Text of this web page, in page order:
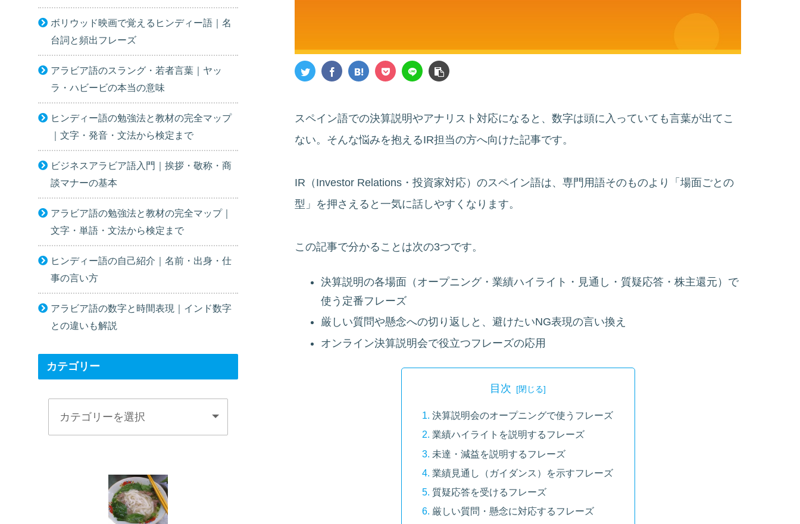
スペイン語での決算説明やアナリスト対応になると、数字は頭に入っていても言葉が出てこ
ない。そんな悩みを抱えるIR担当の方へ向けた記事です。
IR（Investor Relations・投資家対応）のスペイン語は、専門用語そのものより「場面ごとの
型」を押さえると一気に話しやすくなります。
この記事で分かることは次の3つです。
決算説明の各場面（オープニング・業績ハイライト・見通し・質疑応答・株主還元）で
使う定番フレーズ
厳しい質問や懸念への切り返しと、避けたいNG表現の言い換え
オンライン決算説明会で役立つフレーズの応用
目次
決算説明会のオープニングで使うフレーズ
業績ハイライトを説明するフレーズ
未達・減益を説明するフレーズ
業績見通し（ガイダンス）を示すフレーズ
質疑応答を受けるフレーズ
厳しい質問・懸念に対応するフレーズ
ボリウッド映画で覚えるヒンディー語｜名
台詞と頻出フレーズ
アラビア語のスラング・若者言葉｜ヤッ
ラ・ハビービの本当の意味
ヒンディー語の勉強法と教材の完全マップ
｜文字・発音・文法から検定まで
ビジネスアラビア語入門｜挨拶・敬称・商
談マナーの基本
アラビア語の勉強法と教材の完全マップ｜
文字・単語・文法から検定まで
ヒンディー語の自己紹介｜名前・出身・仕
事の言い方
アラビア語の数字と時間表現｜インド数字
との違いも解説
カテゴリー